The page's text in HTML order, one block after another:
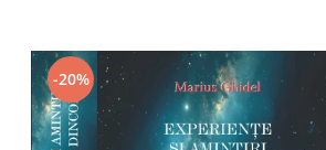
-20%